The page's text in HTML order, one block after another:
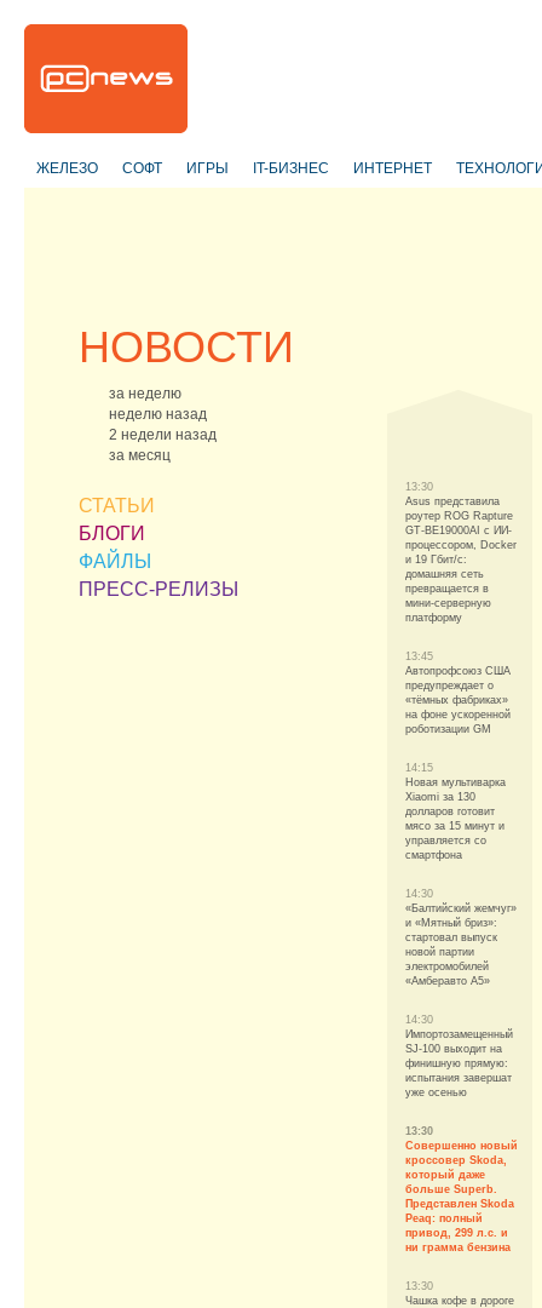
ЖЕЛЕЗО СОФТ ИГРЫ IT-БИЗНЕС ИНТЕРНЕТ
НОВОСТИ
за неделю
неделю назад
2 недели назад
за месяц
СТАТЬИ
БЛОГИ
ФАЙЛЫ
ПРЕСС-РЕЛИЗЫ
13:30
Asus представила
роутер ROG Rapture
GT-BE19000AI с ИИ-
процессором, Docker
и 19 Гбит/с:
домашняя сеть
превращается в
мини-серверную
платформу
13:45
Автопрофсоюз США
предупреждает о
«тёмных фабриках»
на фоне ускоренной
роботизации GM
14:15
Новая мультиварка
Xiaomi за 130
долларов готовит
мясо за 15 минут и
управляется со
смартфона
14:30
«Балтийский жемчуг»
и «Мятный бриз»:
стартовал выпуск
новой партии
электромобилей
«Амберавто А5»
14:30
Импортозамещенный
SJ-100 выходит на
финишную прямую:
испытания завершат
уже осенью
13:30
Совершенно новый
кроссовер Skoda,
который даже
больше Superb.
Представлен Skoda
Peaq: полный
привод, 299 л.с. и
ни грамма бензина
13:30
Чашка кофе в дороге